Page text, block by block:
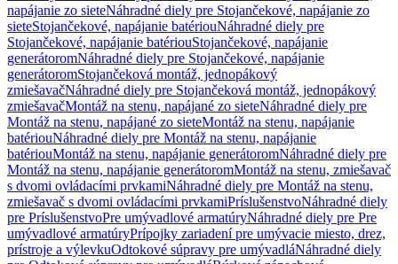
napájanie zo sieteNáhradné diely pre Stojančekové, napájanie zo
sieteStojančekové, napájanie batériouNáhradné diely pre
Stojančekové, napájanie batériouStojančekové, napájanie
generátoromNáhradné diely pre Stojančekové, napájanie
generátoromStojančeková montáž, jednopákový
zmiešavačNáhradné diely pre Stojančeková montáž, jednopákový
zmiešavačMontáž na stenu, napájané zo sieteNáhradné diely pre
Montáž na stenu, napájané zo sieteMontáž na stenu, napájanie
batériouNáhradné diely pre Montáž na stenu, napájanie
batériouMontáž na stenu, napájanie generátoromNáhradné diely pre
Montáž na stenu, napájanie generátoromMontáž na stenu, zmiešavač
s dvomi ovládacími prvkamiNáhradné diely pre Montáž na stenu,
zmiešavač s dvomi ovládacími prvkamiPríslušenstvoNáhradné diely
pre PríslušenstvoPre umývadlové armatúryNáhradné diely pre Pre
umývadlové armatúryPrípojky zariadení pre umývacie miesto, drez,
prístroje a výlevkuOdtokové súpravy pre umývadláNáhradné diely